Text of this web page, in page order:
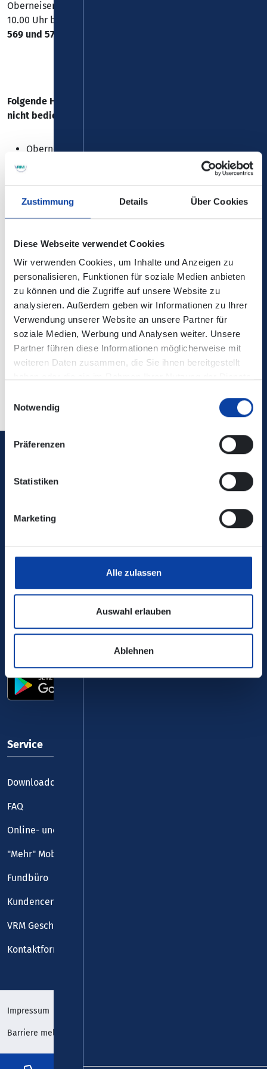
Zustimmung Details Über Cookies
Diese Webseite verwendet Cookies
Wir verwenden Cookies, um Inhalte und Anzeigen zu
personalisieren, Funktionen für soziale Medien anbieten
zu können und die Zugriffe auf unsere Website zu
analysieren. Außerdem geben wir Informationen zu Ihrer
Verwendung unserer Website an unsere Partner für
soziale Medien, Werbung und Analysen weiter. Unsere
Partner führen diese Informationen möglicherweise mit
weiteren Daten zusammen, die Sie ihnen bereitgestellt
Notwendig
Präferenzen
Statistiken
Marketing
Alle zulassen
Auswahl erlauben
Ablehnen
Oberneisen, kommt es am Samstag, 10.05.2025 zwischen
10.00 Uhr bis 18.00 Uhr zu Einschränkungen bei den
569 und 570.
Folgende Haltestelle in Fahrtrichtung Netzbach kann
nicht bedient werden:
Oberneisen, "Turnhalle"
=>Als Ersatzhaltestelle wird die Haltestelle "Oberneisen,
Dorfplatz" angefahren.
Die Änderungen sind nicht in der elektronischen
Verbindungsauskunft enthalten!
Kontaktdaten:Verkehrsmeldungen DB Regio Bus Mitte
GmbH (dbregiobus-mitte.de)
kostenfrei täglich 8 - 20 Uhr
Ihr Kontakt zu uns
VRM-App nutzen und durchstarten
Service
Downloadcenter
FAQ
Online- und Handy-Tickets
"Mehr" Mobilität
Fundbüro
Kundencenter
VRM Geschäftsstelle
Kontaktformular
Impressum
Barriere melden